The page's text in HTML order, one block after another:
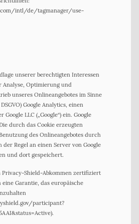
intl/de/tagmanager/use-
unserer berechtigten Interessen
Analyse, Optimierung und
unseres Onlineangebotes im Sinne
Google Analytics, einen
Google LLC („Google“) ein. Google
durch das Cookie erzeugten
des Onlineangebotes durch
Regel an einen Server von Google
und dort gespeichert.
Privacy-Shield-Abkommen zertifiziert
Garantie, das europäische
participant?